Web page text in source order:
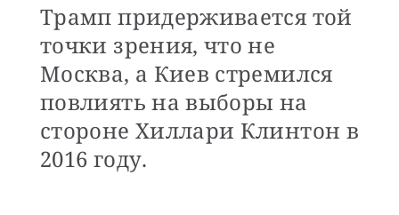
Трамп придерживается той
точки зрения, что не
Москва, а Киев стремился
повлиять на выборы на
стороне Хиллари Клинтон в
2016 году.